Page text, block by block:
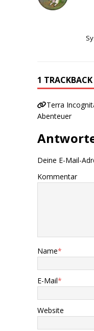
1
Terra
Abenteuer
Deine E-Mail-
Kommentar
Name*
E-Mail*
Website